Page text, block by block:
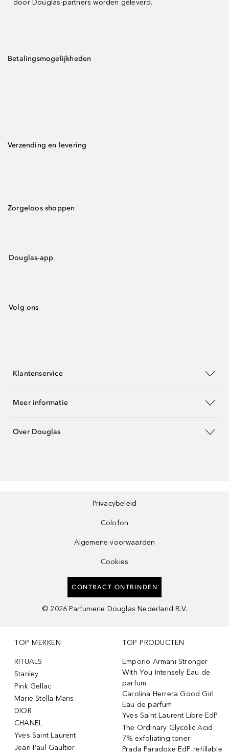
door Douglas-partners worden geleverd.
Betalingsmogelijkheden
Verzending en levering
Zorgeloos shoppen
Douglas-app
Volg ons
Klantenservice
Meer informatie
Over Douglas
Privacybeleid
Colofon
Algemene voorwaarden
Cookies
CONTRACT ONTBINDEN
© 2026 Parfumerie Douglas Nederland B.V.
TOP MERKEN
RITUALS
Stanley
Pink Gellac
Marie-Stella-Maris
DIOR
CHANEL
Yves Saint Laurent
Jean Paul Gaultier
TOP PRODUCTEN
Emporio Armani Stronger
With You Intensely Eau de
parfum
Carolina Herrera Good Girl
Eau de parfum
Yves Saint Laurent Libre EdP
The Ordinary Glycolic Acid
7% exfoliating toner
Prada Paradoxe EdP refillable